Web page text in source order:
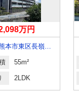
万円
熊本県熊本市東区長嶺南７丁目
55m²
2LDK